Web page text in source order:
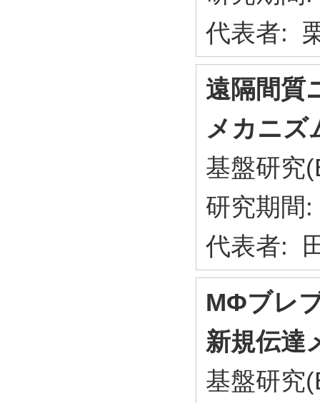
代表者:
遠隔間質
メカニズ
基盤研究
研究期
代表者:
MΦブレ
新規伝達
基盤研究